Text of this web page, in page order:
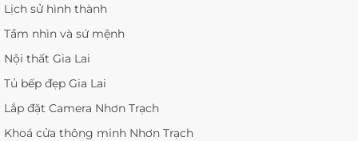
Lịch sử hình thành
Tầm nhìn và sứ mệnh
Nội thất Gia Lai
Tủ bếp đẹp Gia Lai
Lắp đặt Camera Nhơn Trạch
Khoá cửa thông minh Nhơn Trạch